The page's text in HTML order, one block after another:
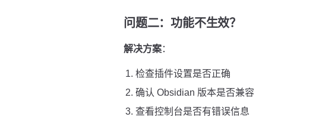
问题二：功能不生效？
解决方案：
检查插件设置是否正确
确认 Obsidian 版本是否兼容
查看控制台是否有错误信息